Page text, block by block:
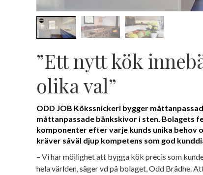
”Ett nytt kök
olika val”
ODD JOB Kökssnickeri bygger
måttanpassade bänkskivor i sten. Bolagets
komponenter efter varje kunds unika behov
kräver såväl djup kompetens som god
– Vi har möjlighet att bygga kök precis som
hela världen, säger vd på bolaget, Odd Brådhe.